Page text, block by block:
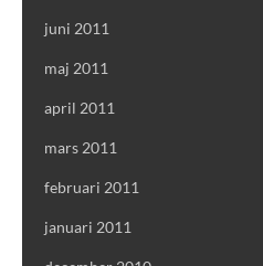
juni 2011
maj 2011
april 2011
mars 2011
februari 2011
januari 2011